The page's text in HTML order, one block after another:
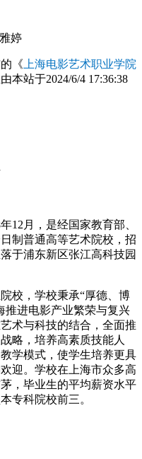
婷
《 上海电影艺术职业学院
本站于2024/6/4 17:36:38
12月，是经国家教育部、
制普通高等艺术院校，招
于浦东新区张江高科技园
校，学校秉承“厚德、博
推进电影产业繁荣与复兴
术与科技的结合，全面推
略，培养高素质技能人
学模式，使学生培养更具
迎。学校在上海市众多高
，毕业生的平均薪资水平
专科院校前三。